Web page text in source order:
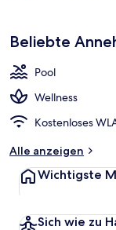
Beliebte
Pool
Wellness
Kostenloses
Alle anzeigen
Wichtigste
Sich wie zu